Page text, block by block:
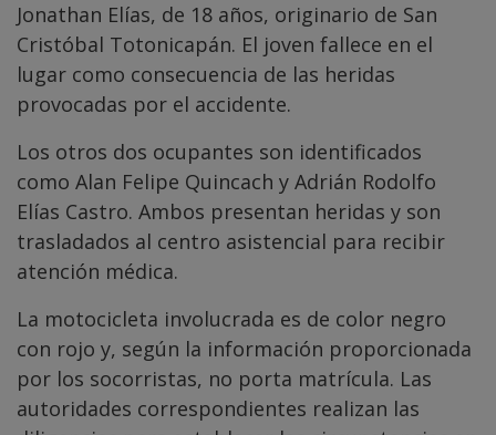
Jonathan Elías, de 18 años, originario de San
Cristóbal Totonicapán. El joven fallece en el
lugar como consecuencia de las heridas
provocadas por el accidente.
Los otros dos ocupantes son identificados
como Alan Felipe Quincach y Adrián Rodolfo
Elías Castro. Ambos presentan heridas y son
trasladados al centro asistencial para recibir
atención médica.
La motocicleta involucrada es de color negro
con rojo y, según la información proporcionada
por los socorristas, no porta matrícula. Las
autoridades correspondientes realizan las